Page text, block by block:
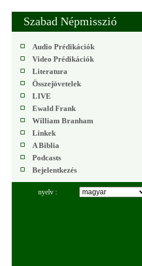
Szabad Népmisszió
Audio Prédikációk
Video Prédikációk
Literatura
Összejövetelek
LIVE
Ewald Frank
William Branham
Linkek
A Biblia
Podcasts
Bejelentkezés
nyelv :